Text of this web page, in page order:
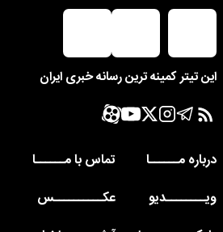
این تیتر کمینه ترین رسانه خبری ایران
درباره مــــــا
تماس با مــــــا
ویــــــــدیو
عکــــــــــس